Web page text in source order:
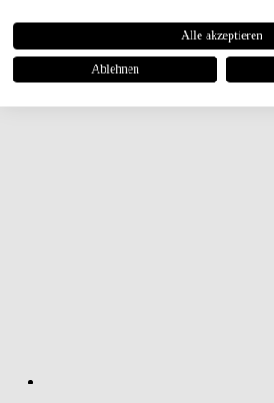
Alle akzeptieren
Ablehnen